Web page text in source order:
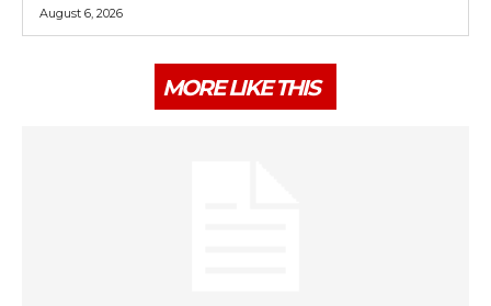
August 6, 2026
MORE LIKE THIS